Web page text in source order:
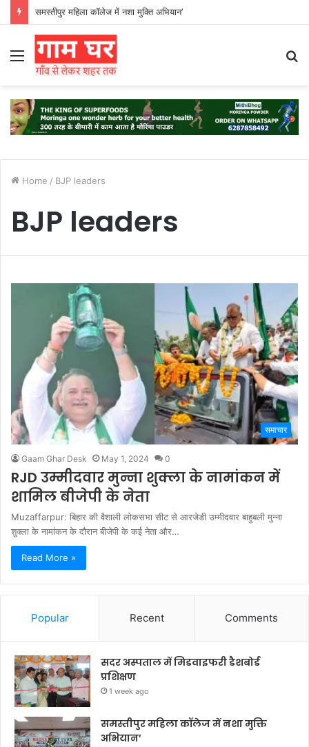
समस्तीपुर महिला कॉलेज में नशा मुक्ति अभियान’
Menu
Home / BJP leaders
BJP leaders
समाचार
Gaam Ghar Desk May 1, 2024 0
RJD उम्मीदवार मुन्ना शुक्ला के नामांकन में
शामिल बीजेपी के नेता
Muzaffarpur: बिहार की वैशाली लोकसभा सीट से आरजेडी उम्मीदवार बाहुबली मुन्ना
शुक्ला के नामांकन के दौरान बीजेपी के कई नेता और…
Read More »
Popular Recent Comments
सदर अस्पताल में मिडवाइफरी डैशबोर्ड
प्रशिक्षण
1 week ago
समस्तीपुर महिला कॉलेज में नशा मुक्ति
अभियान’